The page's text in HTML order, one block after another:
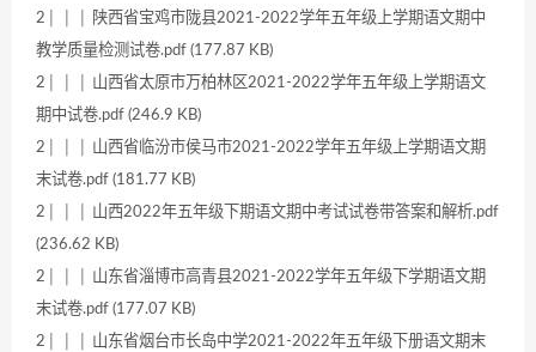
2│ │ │ 陕西省宝鸡市陇县2021-2022学年五年级上学期语文期中
教学质量检测试卷.pdf (177.87 KB)
2│ │ │ 山西省太原市万柏林区2021-2022学年五年级上学期语文
期中试卷.pdf (246.9 KB)
2│ │ │ 山西省临汾市侯马市2021-2022学年五年级上学期语文期
末试卷.pdf (181.77 KB)
2│ │ │ 山西2022年五年级下期语文期中考试试卷带答案和解析.pdf
(236.62 KB)
2│ │ │ 山东省淄博市高青县2021-2022学年五年级下学期语文期
末试卷.pdf (177.07 KB)
2│ │ │ 山东省烟台市长岛中学2021-2022年五年级下册语文期末